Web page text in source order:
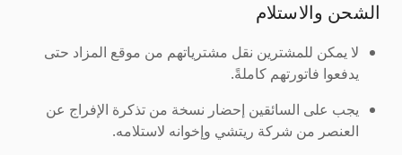
الشحن والاستلام
لا يمكن للمشترين نقل مشترياتهم من موقع المزاد حتى
يدفعوا فاتورتهم كاملةً.
يجب على السائقين إحضار نسخة من تذكرة الإفراج عن
العنصر من شركة ريتشي وإخوانه لاستلامه.